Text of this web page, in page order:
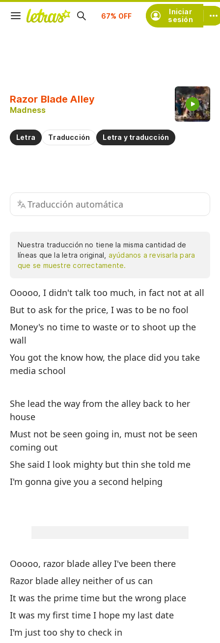
Iniciar
sesión
Suscríbete
Razor Blade Alley
Madness
Letra Traducción Letra y traducción
Traducción automática
Nuestra traducción no tiene la misma cantidad de
líneas que la letra original, ayúdanos a revisarla para
que se muestre correctamente.
Ooooo, I didn't talk too much, in fact not at all
But to ask for the price, I was to be no fool
Money's no time to waste or to shoot up the
wall
You got the know how, the place did you take
media school
She lead the way from the alley back to her
house
Must not be seen going in, must not be seen
coming out
She said I look mighty but thin she told me
I'm gonna give you a second helping
Ooooo, razor blade alley I've been there
Razor blade alley neither of us can
It was the prime time but the wrong place
It was my first time I hope my last date
I'm just too shy to check in
Practicar la pronunciación de